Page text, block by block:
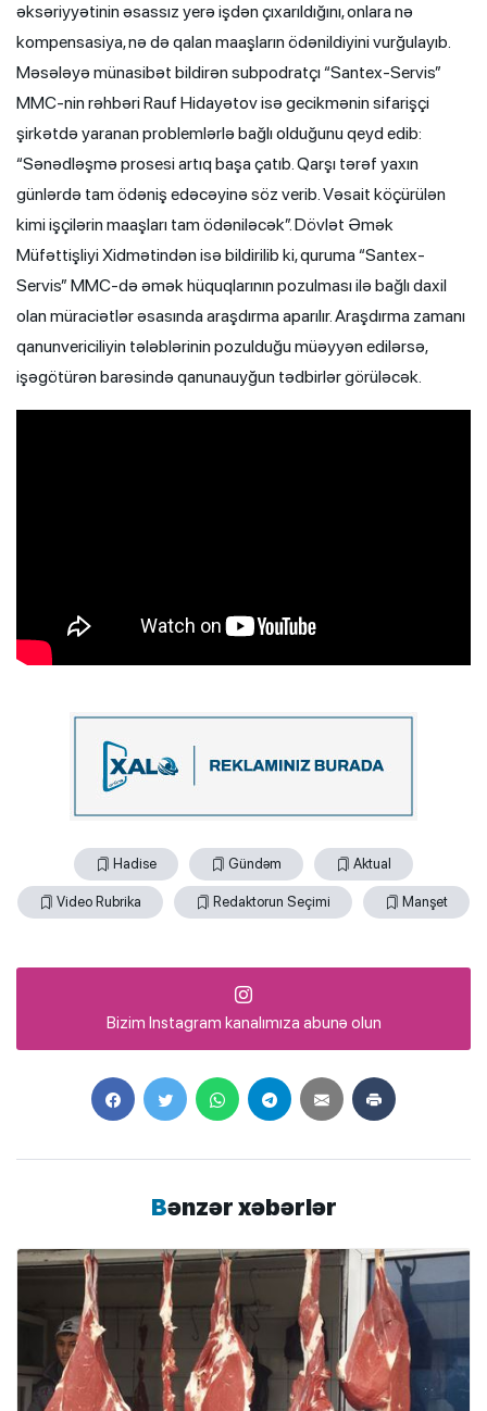
əksəriyyətinin əsassız yerə işdən çıxarıldığını, onlara nə
kompensasiya, nə də qalan maaşların ödənildiyini vurğulayıb.
Məsələyə münasibət bildirən subpodratçı “Santex-Servis”
MMC-nin rəhbəri Rauf Hidayətov isə gecikmənin sifarişçi
şirkətdə yaranan problemlərlə bağlı olduğunu qeyd edib:
“Sənədləşmə prosesi artıq başa çatıb. Qarşı tərəf yaxın
günlərdə tam ödəniş edəcəyinə söz verib. Vəsait köçürülən
kimi işçilərin maaşları tam ödəniləcək”. Dövlət Əmək
Müfəttişliyi Xidmətindən isə bildirilib ki, quruma “Santex-
Servis” MMC-də əmək hüquqlarının pozulması ilə bağlı daxil
olan müraciətlər əsasında araşdırma aparılır. Araşdırma zamanı
qanunvericiliyin tələblərinin pozulduğu müəyyən edilərsə,
işəgötürən barəsində qanunauyğun tədbirlər görüləcək.
Hadise Gündəm Aktual
Video Rubrika Redaktorun Seçimi Manşet
Bizim Instagram kanalımıza abunə olun
Bənzər xəbərlər